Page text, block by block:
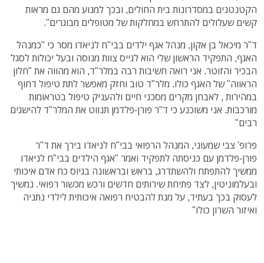
הקטנטנים במסדרונות בית החולים, ובכך למנוע מהם גם מראות
קשים שעלולים להתרחש במחלקות של מטופלים מבוגרים".
ד"ר מיכאל בן אקון, מנהל אגף ילדים בבי"ח לניאדו מסר כי "כמנהל
האגף, התפקיד הראשון שלי הוא לגייס צוות מנוסה ובעל יכולות לסגל
הבכיר והזוטר. אני רואה חשיבות רבה במלר"ד, הוא מהווה את "חלון
הראווה" של האגף כולו. מלר"ד טוב וחזק מאפשר לתת טיפול דחוף
במהירות , לאבחן מקרים מסכני חיים ולהעניק טיפול בטראומות
מורכבות. אני משוכנע כי ד"ר פורן-פלדמן תנווט את המלר"ד להישגים
רבים"
פרופ' צבי שמעוני, המנהל הרפואי בבי"ח לניאדו בירך את ד"ר
פורן-פלדמן עם כניסתה לתפקיד ואמר "אגף הילדים בבי"ח לניאדו
ממשיך להתפתח ולהשתדרג, בראש ובראשונה בגיוס כח אדם איכותי
ובעלמוניטין, לצד פתיחת שירותים חדשים ורכש מכשור רפואי. נמשיך
לעסוק בכך בעתיד, על מנת להבטיח רפואה איכותית לילדי נתניה
ואיזור השרון כולו"